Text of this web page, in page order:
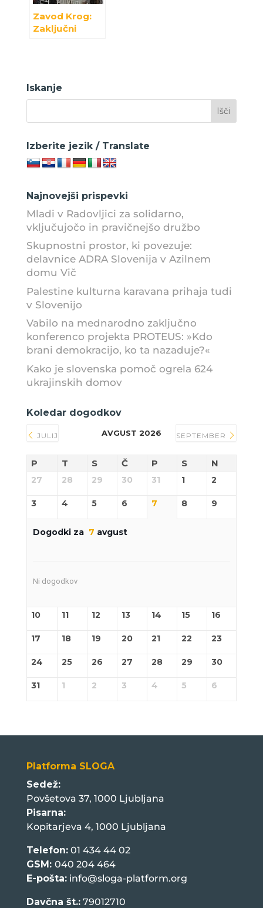
Zavod Krog:
Zaključni
Iskanje
Izberite jezik / Translate
Najnovejši prispevki
Mladi v Radovljici za solidarno,
vključujočo in pravičnejšo družbo
Skupnostni prostor, ki povezuje:
delavnice ADRA Slovenija v Azilnem
domu Vič
Palestine kulturna karavana prihaja tudi
v Slovenijo
Vabilo na mednarodno zaključno
konferenco projekta PROTEUS: »Kdo
brani demokracijo, ko ta nazaduje?«
Kako je slovenska pomoč ogrela 624
ukrajinskih domov
Koledar dogodkov
JULIJ AVGUST 2026 SEPTEMBER
P T S Č P S N
27 28 29 30 31 1 2
3 4 5 6 7 8 9
Dogodki za 7 avgust
Ni dogodkov
10 11 12 13 14 15 16
17 18 19 20 21 22 23
24 25 26 27 28 29 30
31 1 2 3 4 5 6
Platforma SLOGA
Sedež:
Povšetova 37, 1000 Ljubljana
Pisarna:
Kopitarjeva 4, 1000 Ljubljana
Telefon:01 434 44 02
GSM: 040 204 464
E-pošta: info@sloga-platform.org
Davčna št.:79012710